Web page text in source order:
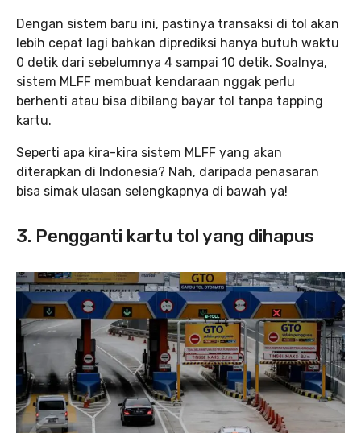
Dengan sistem baru ini, pastinya transaksi di tol akan
lebih cepat lagi bahkan diprediksi hanya butuh waktu
0 detik dari sebelumnya 4 sampai 10 detik. Soalnya,
sistem MLFF membuat kendaraan nggak perlu
berhenti atau bisa dibilang bayar tol tanpa tapping
kartu.
Seperti apa kira-kira sistem MLFF yang akan
diterapkan di Indonesia? Nah, daripada penasaran
bisa simak ulasan selengkapnya di bawah ya!
3. Pengganti kartu tol yang dihapus